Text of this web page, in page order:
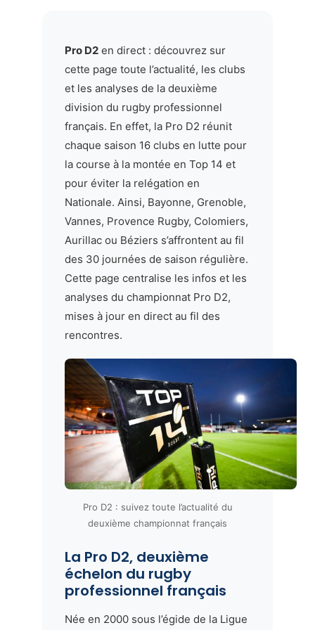
Pro D2en direct : découvrez sur
cette page toute l’actualité, les clubs
et les analyses de la deuxième
division du rugby professionnel
français. En effet, la Pro D2 réunit
chaque saison 16 clubs en lutte pour
la course à la montée en Top 14 et
pour éviter la relégation en
Nationale. Ainsi, Bayonne, Grenoble,
Vannes, Provence Rugby, Colomiers,
Aurillac ou Béziers s’affrontent au fil
des 30 journées de saison régulière.
Cette page centralise les infos et les
analyses du championnat Pro D2,
mises à jour en direct au fil des
rencontres.
Pro D2 : suivez toute l’actualité du
deuxième championnat français
La Pro D2, deuxième
échelon du rugby
professionnel français
Née en 2000 sous l’égide de la Ligue